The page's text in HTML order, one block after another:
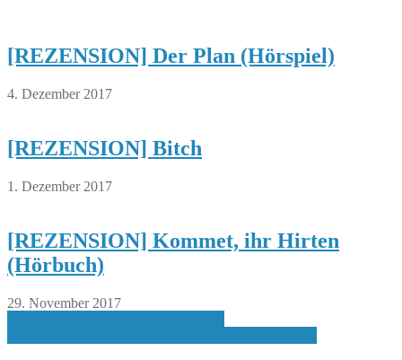
[REZENSION] Der Plan (Hörspiel)
4. Dezember 2017
[REZENSION] Bitch
1. Dezember 2017
[REZENSION] Kommet, ihr Hirten
(Hörbuch)
29. November 2017